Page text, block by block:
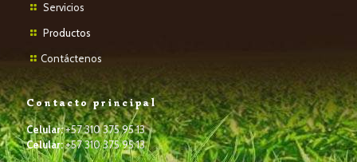
Servicios
Productos
Contáctenos
Contacto principal
Celular:+57 310 375 95 13
Celular:+57 310 375 95 13